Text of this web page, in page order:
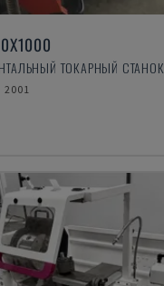
ТОКАРНЫЙ СТАНОК
2001